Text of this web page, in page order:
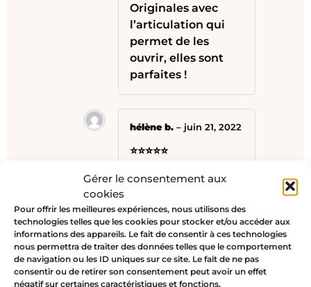
Gérer le consentement aux
cookies
Pour offrir les meilleures expériences, nous utilisons des
technologies telles que les cookies pour stocker et/ou accéder aux
informations des appareils. Le fait de consentir à ces technologies
nous permettra de traiter des données telles que le comportement
de navigation ou les ID uniques sur ce site. Le fait de ne pas
consentir ou de retirer son consentement peut avoir un effet
négatif sur certaines caractéristiques et fonctions.
Originales avec
l’articulation qui
permet de les
ouvrir, elles sont
parfaites !
hélène b. – juin 21, 2022
⭐⭐⭐⭐⭐
correspondent à la
anneaux sont
faciles à clipser et
déclipser.